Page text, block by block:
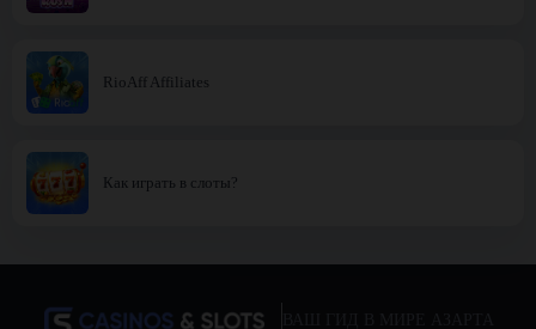
RioAff Affiliates
Как играть в слоты?